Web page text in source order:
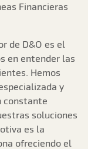
Financieras
de D&O es el
en entender las
Hemos
y
constante
soluciones
es la
ofreciendo el